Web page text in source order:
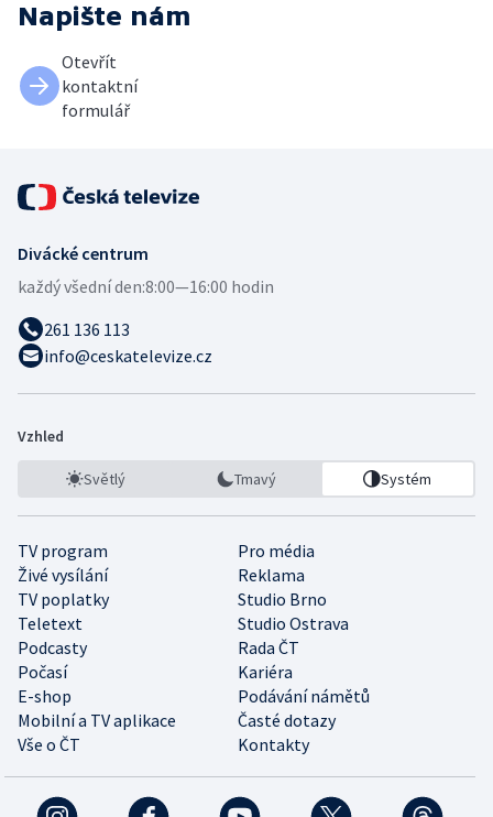
Napište nám
Otevřít
kontaktní
formulář
Divácké centrum
každý všední den:8:00—16:00 hodin
261 136 113
info@ceskatelevize.cz
Vzhled
Světlý Tmavý Systém
TV program
Pro média
Živé vysílání
Reklama
TV poplatky
Studio Brno
Teletext
Studio Ostrava
Podcasty
Rada ČT
Počasí
Kariéra
E-shop
Podávání námětů
Mobilní a TV aplikace
Časté dotazy
Vše o ČT
Kontakty